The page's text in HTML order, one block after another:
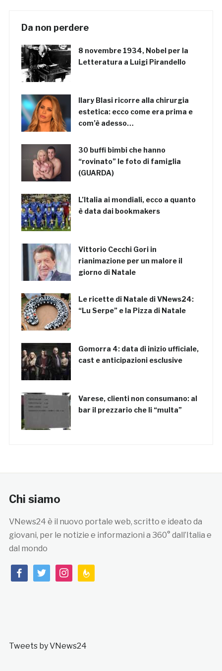
Da non perdere
8 novembre 1934, Nobel per la
Letteratura a Luigi Pirandello
Ilary Blasi ricorre alla chirurgia
estetica: ecco come era prima e
com’è adesso…
30 buffi bimbi che hanno
“rovinato” le foto di famiglia
(GUARDA)
L’Italia ai mondiali, ecco a quanto
è data dai bookmakers
Vittorio Cecchi Gori in
rianimazione per un malore il
giorno di Natale
Le ricette di Natale di VNews24:
“Lu Serpe” e la Pizza di Natale
Gomorra 4: data di inizio ufficiale,
cast e anticipazioni esclusive
Varese, clienti non consumano: al
bar il prezzario che li “multa”
Chi siamo
VNews24 è il nuovo portale web, scritto e ideato da
giovani, per le notizie e informazioni a 360° dall’Italia e
dal mondo
facebooktwitterinstagramfeedburner
Tweets by VNews24